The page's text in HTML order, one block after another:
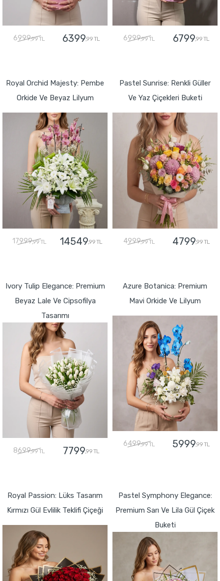
6999,99 TL 6399,99 TL 6999,99 TL 6799,99 TL
Royal Orchid Majesty: Pembe
Orkide Ve Beyaz Lilyum
17999,99 TL 14549,99 TL
Pastel Sunrise: Renkli Güller
Ve Yaz Çiçekleri Buketi
4999,99 TL 4799,99 TL
Ivory Tulip Elegance: Premium
Beyaz Lale Ve Cipsofilya
Tasarımı
8699,99 TL 7799,99 TL
Azure Botanica: Premium
Mavi Orkide Ve Lilyum
6499,99 TL 5999,99 TL
Royal Passion: Lüks Tasarım
Kırmızı Gül Evlilik Teklifi Çiçeği
Pastel Symphony Elegance:
Premium Sarı Ve Lila Gül Çiçek
Buketi